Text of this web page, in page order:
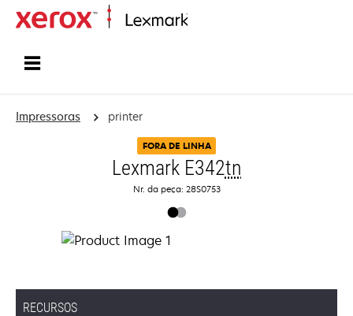
Impressoras printer
FORA DE LINHA
Lexmark E342tn
Nr. da peça: 28S0753
RECURSOS